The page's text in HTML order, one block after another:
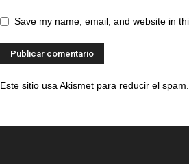
Save my name, email, and website in
Este sitio usa Akismet para reducir el spam.